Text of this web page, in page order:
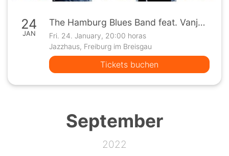
24
JAN
The Hamburg Blues Band feat. Vanja Sky & Krissy Matthews
Fri. 24. January, 20:00 horas
Jazzhaus, Freiburg im Breisgau
Tickets buchen
September
2022